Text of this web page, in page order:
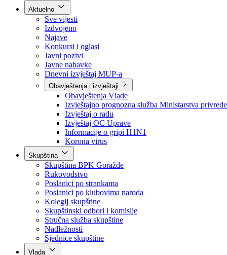
Kontakt
Aktuelno
Sve vijesti
Izdvojeno
Najave
Konkursi i oglasi
Javni pozivi
Javne nabavke
Dnevni izvještaj MUP-a
Obavještenja i izvještaji
Obavještenja Vlade
Izvještajno prognozna služba Ministarstva privrede
Izvještaj o radu
Izvještaj OC Uprave
Informacije o gripi H1N1
Korona virus
Skupština
Skupština BPK Goražde
Rukovodstvo
Poslanici po strankama
Poslanici po klubovima naroda
Kolegij skupštine
Skupštinski odbori i komisije
Stručna služba skupštine